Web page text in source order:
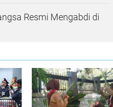
Resmi Mengabdi di